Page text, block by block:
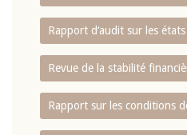
Rapport d‘audit sur les
Revue de la stabilité
Rapport sur les conditions